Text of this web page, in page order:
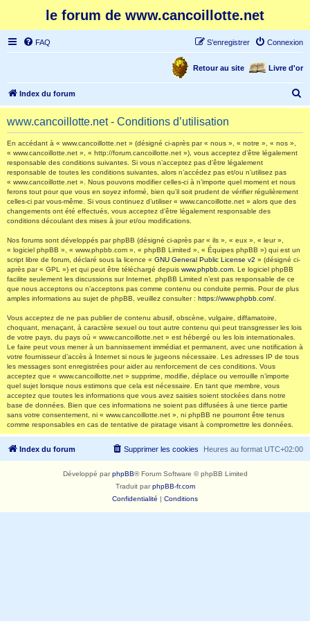
le forum de www.cancoillotte.net
FAQ Connexion
S’enregistrer
Livre d'or
Retour au site
Index du forum
e
www.cancoillotte.net - Conditions d’utilisation
En accédant à « www.cancoillotte.net » (désigné ci-après par « nous », « notre », « nos »,
« www.cancoillotte.net », « http://forum.cancoillotte.net »), vous acceptez d’être légalement
responsable des conditions suivantes. Si vous n’acceptez pas d’être légalement
responsable de toutes les conditions suivantes, alors n’accédez pas et/ou n’utilisez pas
« www.cancoillotte.net ». Nous pouvons modifier celles-ci à n’importe quel moment et nous
ferons tout pour que vous en soyez informé, bien qu’il soit prudent de vérifier régulièrement
celles-ci par vous-même. Si vous continuez d’utiliser « www.cancoillotte.net » alors que des
changements ont été effectués, vous acceptez d’être légalement responsable des
conditions découlant des mises à jour et/ou modifications.
Nos forums sont développés par phpBB (désigné ci-après par « ils », « eux », « leur »,
« logiciel phpBB », « www.phpbb.com », « phpBB Limited », « Équipes phpBB ») qui est un
script libre de forum, déclaré sous la licence « GNU General Public License v2 » (désigné ci-
après par « GPL ») et qui peut être téléchargé depuis www.phpbb.com . Le logiciel phpBB
facilite seulement les discussions sur Internet. phpBB Limited n’est pas responsable de ce
que nous acceptons ou n’acceptons pas comme contenu ou conduite permis. Pour de plus
amples informations au sujet de phpBB, veuillez consulter : https://www.phpbb.com/
Vous acceptez de ne pas publier de contenu abusif, obscène, vulgaire, diffamatoire,
choquant, menaçant, à caractère sexuel ou tout autre contenu qui peut transgresser les lois
de votre pays, du pays où « www.cancoillotte.net » est hébergé ou les lois internationales.
Le faire peut vous mener à un bannissement immédiat et permanent, avec une notification à
votre fournisseur d’accès à Internet si nous le jugeons nécessaire. Les adresses IP de tous
les messages sont enregistrées pour aider au renforcement de ces conditions. Vous
acceptez que « www.cancoillotte.net » supprime, modifie, déplace ou verrouille n’importe
quel sujet lorsque nous estimons que cela est nécessaire. En tant que membre, vous
acceptez que toutes les informations que vous avez saisies soient stockées dans notre
base de données. Bien que ces informations ne soient pas diffusées à une tierce partie
sans votre consentement, ni « www.cancoillotte.net », ni phpBB ne pourront être tenus
comme responsables en cas de tentative de piratage visant à compromettre les données.
Index du forum Heures au format UTC+02:00
Supprimer les cookies
Développé parphpBB® Forum Software © phpBB Limited
Traduit parphpBB-fr.com
Confidentialité | Conditions